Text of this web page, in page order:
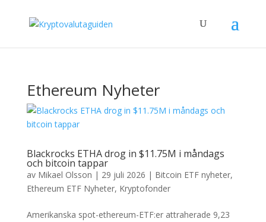
Ethereum Nyheter
Blackrocks ETHA drog in $11.75M i måndags
och bitcoin tappar
av Mikael Olsson | 29 juli 2026 | Bitcoin ETF nyheter,
Ethereum ETF Nyheter, Kryptofonder
Amerikanska spot-ethereum-ETF:er attraherade 9,23